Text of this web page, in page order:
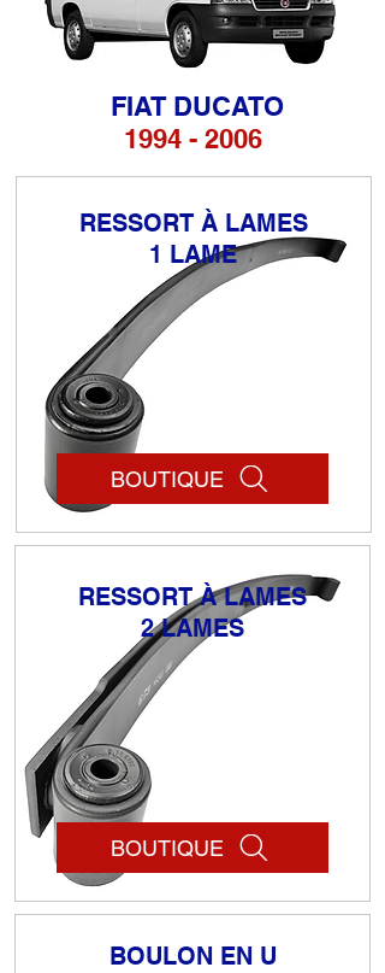
FIAT DUCATO
1994 - 2006
RESSORT À LAMES
1 LAME
BOUTIQUE
RESSORT À LAMES
2 LAMES
BOUTIQUE
BOULON EN U